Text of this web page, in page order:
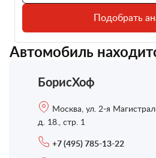
Подобрать
Автомобиль
БорисХоф
Москва, ул. 2-я
д. 18., стр. 1
+7 (495) 785-13-22